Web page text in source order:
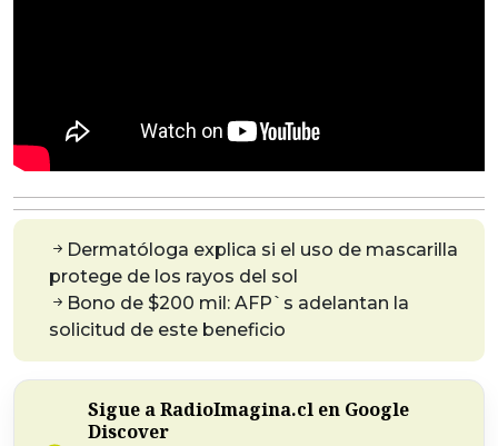
Dermatóloga explica si el uso de mascarilla
protege de los rayos del sol
Bono de $200 mil: AFP`s adelantan la
solicitud de este beneficio
Sigue a RadioImagina.cl en Google
Discover